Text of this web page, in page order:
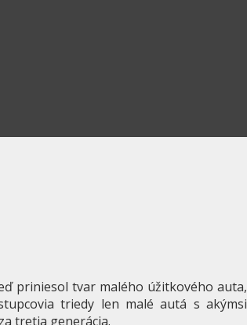
priniesol tvar malého úžitkového auta,
triedy len malé autá s akýmsi
tretia generácia.